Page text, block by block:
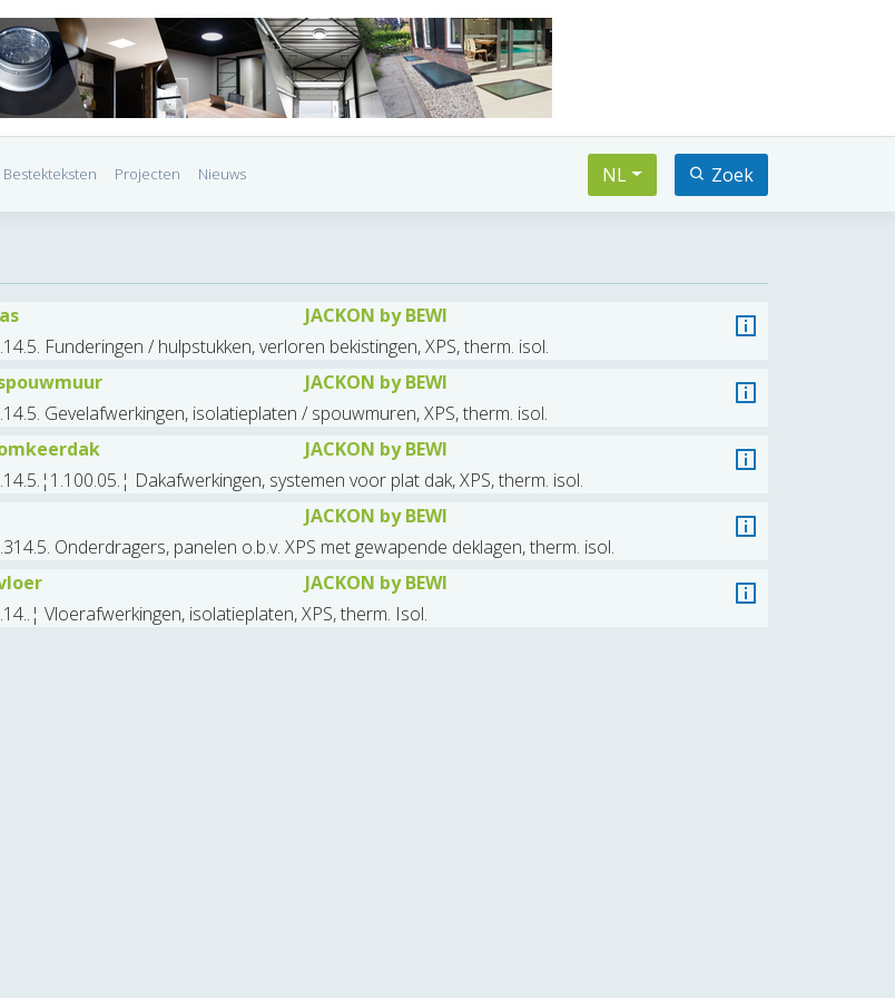
Bestekteksten Projecten Nieuws NL Zoek
JACKON by BEWI
Funderingen / hulpstukken, verloren bekistingen, XPS, therm. isol.
JACKON by BEWI
Gevelafwerkingen, isolatieplaten / spouwmuren, XPS, therm. isol.
JACKON by BEWI
Dakafwerkingen, systemen voor plat dak, XPS, therm. isol.
JACKON by BEWI
Onderdragers, panelen o.b.v. XPS met gewapende deklagen, therm. isol.
JACKON by BEWI
Vloerafwerkingen, isolatieplaten, XPS, therm. Isol.